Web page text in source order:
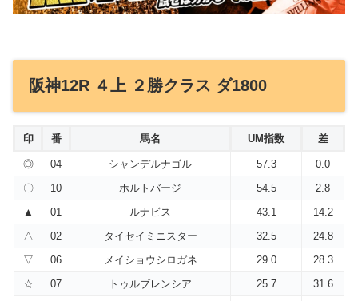
阪神12R ４上 ２勝クラス ダ1800
印 番 馬名 UM指数 差
◎ 04 シャンデルナゴル 57.3
0.0
〇
10 ホルトバージ 54.5
2.8
▲
01 ルナビス 43.1
14.2
△
02 タイセイミニスター 32.5
24.8
▽
06 メイショウシロガネ 29.0
28.3
☆
07 トゥルブレンシア 25.7
31.6